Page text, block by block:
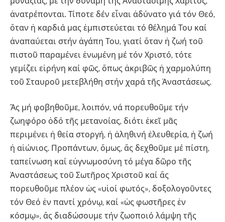
ἀνατρέπονται. Τίποτε δέν εἶναι ἀδύνατο γιά τόν Θεό,
ὅταν ἡ καρδιά μας ἐμπιστεύεται τό θέλημά Του καί
ἀναπαύεται στήν ἀγάπη Του, γιατί ὅταν ἡ ζωή τοῦ
πιστοῦ παραμένει ἑνωμένη μέ τόν Χριστό, τότε
γεμίζει εἰρήνη καί φῶς, ὅπως ἀκριβῶς ἡ χαρμολύπη
τοῦ Σταυροῦ μετεβλήθη στήν χαρά τῆς Ἀναστάσεως.
Ἄς μή φοβηθοῦμε, λοιπόν, νά πορευθοῦμε τήν
ζωηφόρο ὁδό τῆς μετανοίας, διότι ἐκεῖ μᾶς
περιμένει ἡ θεία στοργή, ἡ ἀληθινή ἐλευθερία, ἡ ζωή
ἡ αἰώνιος. Προπάντων, ὅμως, ἄς δεχθοῦμε μέ πίστη,
ταπείνωση καί εὐγνωμοσύνη τό μέγα δῶρο τῆς
Ἀναστάσεως τοῦ Σωτῆρος Χριστοῦ καί ἄς
πορευθοῦμε πλέον ὡς «υἱοί φωτός», δοξολογοῦντες
τόν Θεό ἐν παντί χρόνῳ, καί «ὡς φωστῆρες ἐν
κόσμῳ», ἄς διαδώσουμε τήν ζωοποιό λάμψη τῆς